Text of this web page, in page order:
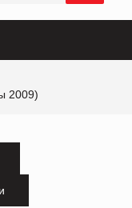
2009)